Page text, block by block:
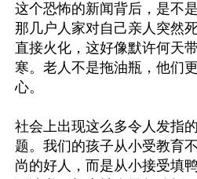
这个恐怖的新闻背后，是不
那几户人家对自己亲人突然
直接火化，这好像默许何天
寒。老人不是拖油瓶，他们
心。
社会上出现这么多令人发指
题。我们的孩子从小受教育
尚的好人，而是从小接受填